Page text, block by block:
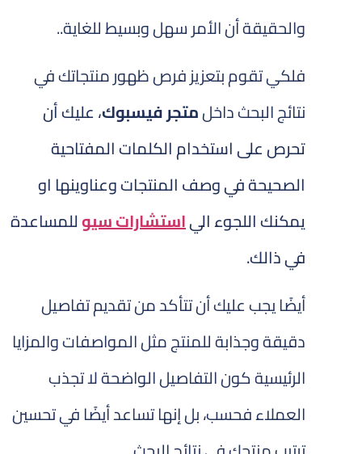
والحقيقة أن الأمر سهل وبسيط للغاية..
فلكي تقوم بتعزيز فرص ظهور منتجاتك في
نتائج البحث داخلمتجر فيسبوك، عليك أن
تحرص على استخدام الكلمات المفتاحية
الصحيحة في وصف المنتجات وعناوينها او
يمكنك اللجوء الياستشارات سيوللمساعدة
في ذالك.
أيضًا يجب عليك أن تتأكد من تقديم تفاصيل
دقيقة وجذابة للمنتج مثل المواصفات والمزايا
الرئيسية كون التفاصيل الواضحة لا تجذب
العملاء فحسب، بل إنها تساعد أيضًا في تحسين